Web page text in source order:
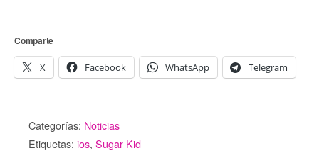
Comparte
X Facebook WhatsApp Telegram
Categorías: Noticias
Etiquetas: ios, Sugar Kid